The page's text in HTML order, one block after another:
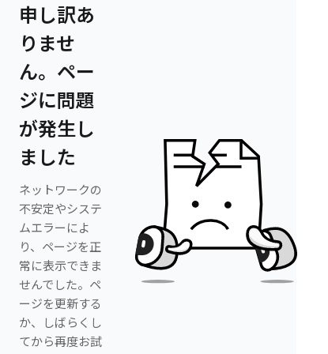
申し訳あ
りませ
ん。ペー
ジに問題
が発生し
ました
ネットワークの
不安定やシステ
ムエラーによ
り、ページを正
常に表示できま
せんでした。ペ
ージを更新する
か、しばらくし
てから再度お試